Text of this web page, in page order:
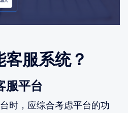
服系统？
服平台
时，应综合考虑平台的功